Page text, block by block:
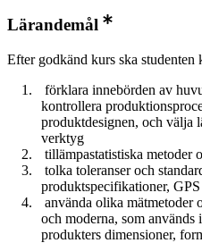
Lärandemål
Efter godkänd kurs ska studenten
förklara innebörden av
kontrollera
produktdesignen, och välja
verktyg
tillämpastatistiska metoder
tolka toleranser och
produktspecifikationer, GPS
använda olika mätmetoder
och moderna, som
produkters dimensioner,